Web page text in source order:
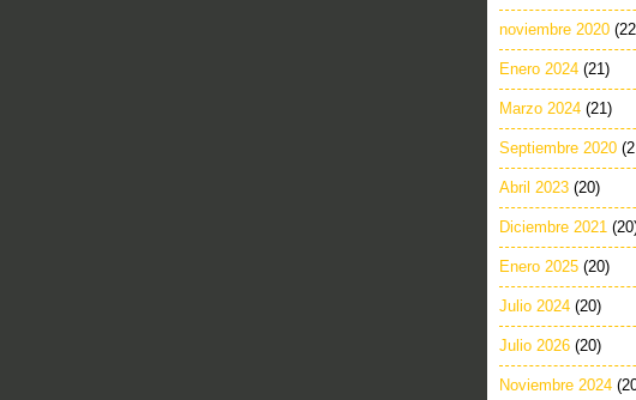
noviembre 2020
Enero 2024 (21)
Marzo 2024 (21)
Septiembre 2020
Abril 2023 (20)
Diciembre 2021
Enero 2025 (20)
Julio 2024 (20)
Julio 2026 (20)
Noviembre 2024